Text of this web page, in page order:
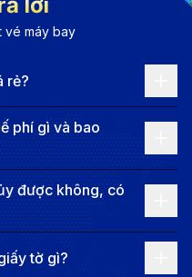
công và dịch vụ
còn là thành
phú và cộng đồng
thể khám phá nền ẩm
phê thủ công, nhà máy
tươi ngon. Thành phố
văn hóa – nghệ thuật,
lễ hội âm nhạc và
Bên cạnh đó, Portland
vé máy bay
rẻ?
phí gì và bao
được không, có
tờ gì?